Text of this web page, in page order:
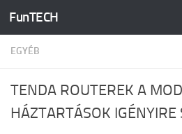
Skip to content
FunTECH
EGYÉB
TENDA ROUTEREK A
HÁZTARTÁSOK IGÉNYIRE